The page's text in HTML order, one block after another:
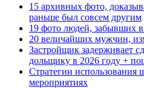
15 архивных фото,
раньше был совсем другим
19 фото людей, забывших
20 величайших мужчин,
Застройщик задерживает
дольщику в 2026 году +
Стратегии использования
мероприятиях